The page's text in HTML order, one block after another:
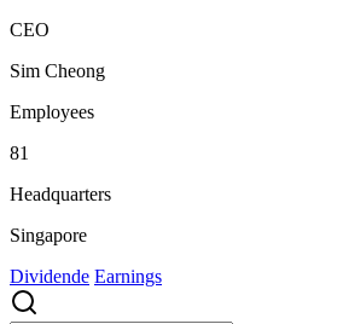
CEO
Sim Cheong
Employees
81
Headquarters
Singapore
Dividende Earnings